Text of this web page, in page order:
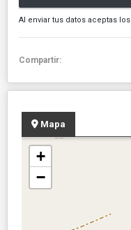
Al enviar tus datos aceptas los
Compartir:
Mapa
+
−